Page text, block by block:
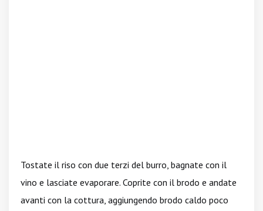
Tostate il riso con due terzi del burro, bagnate con il
vino e lasciate evaporare. Coprite con il brodo e andate
avanti con la cottura, aggiungendo brodo caldo poco